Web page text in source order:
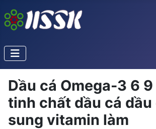
Dầu cá Omega-3 6
tinh chất dầu cá dầu
sung vitamin làm